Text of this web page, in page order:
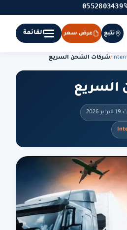
0552803439
تتبع عرض سعر القائمة
/شركات الشحن السريع
السريع